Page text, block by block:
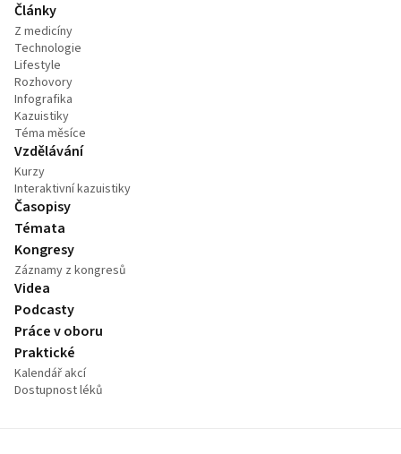
Články
Z medicíny
Technologie
Lifestyle
Rozhovory
Infografika
Kazuistiky
Téma měsíce
Vzdělávání
Kurzy
Interaktivní kazuistiky
Časopisy
Témata
Kongresy
Záznamy z kongresů
Videa
Podcasty
Práce v oboru
Praktické
Kalendář akcí
Dostupnost léků